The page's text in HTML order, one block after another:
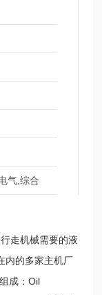
气,综合
走机械需要的液
内的多家主机厂
成：Oil